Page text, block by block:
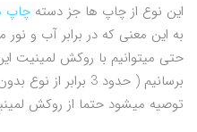
این نوع از چاپ ها جز دسته چاپ
به این معنی که در برابر آب و
حتی میتوانیم با روکش لمینیت
برسانیم ( حدود 3
توصیه میشود حتما از روکش